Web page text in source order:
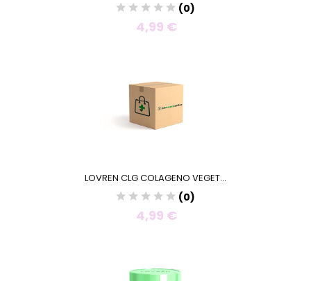
(0)
4,99 €
LOVREN CLG COLAGENO VEGET...
(0)
4,99 €